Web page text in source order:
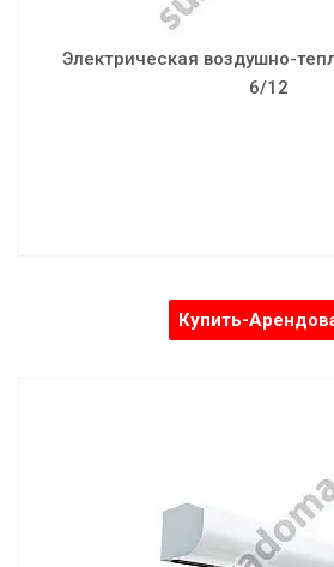
Электрическая воздушно-
6/12
Шумность: 56 дБ
Вес: 38 кг
Купить-
Электрическая воздушно-
Мощность: 9.0/18.0